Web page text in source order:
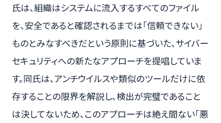
氏は、組織はシステムに流入するすべてのファイル
を、安全であると確認されるまでは「信頼できない」
ものとみなすべきだという原則に基づいた、サイバー
セキュリティへの新たなアプローチを提唱していま
す。同氏は、アンチウイルスや類似のツールだけに依
存することの限界を解説し、検出が完璧であること
は決してないため、このアプローチは絶え間ない「悪